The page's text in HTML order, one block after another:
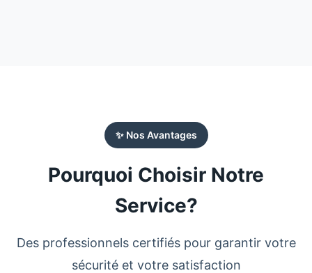
✨ Nos Avantages
Pourquoi Choisir Notre
Service?
Des professionnels certifiés pour garantir votre
sécurité et votre satisfaction